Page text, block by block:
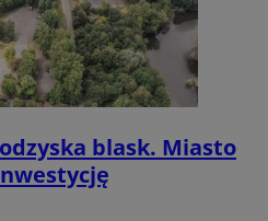
blask. Miasto